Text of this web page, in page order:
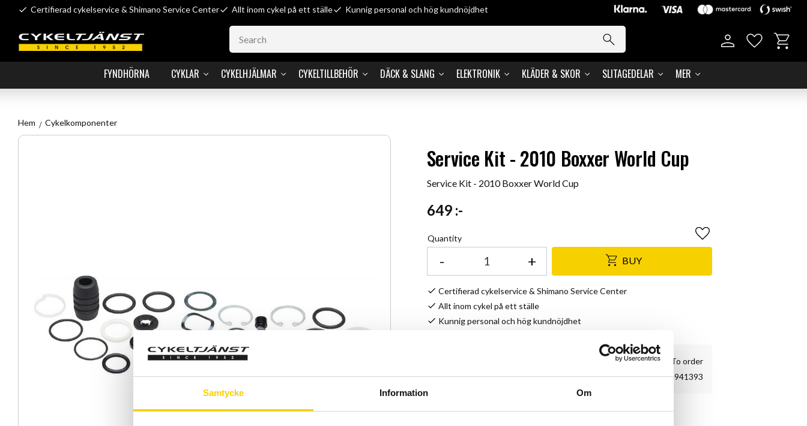
Samtycke Information Om
Certifierad cykelservice & Shimano Service Center Allt inom cykel på ett ställe Kunnig personal och hög kundnöjdhet
FYNDHÖRNA CYKLAR CYKELHJÄLMAR CYKELTILLBEHÖR DÄCK & SLANG ELEKTRONIK KLÄDER & SKOR SLITAGEDELAR MER
Favorites
Hem Cykelkomponenter
Service Kit - 2010 Boxxer World Cup
Service Kit - 2010 Boxxer World Cup
649:-
Quantity
+
- BUY
Add to favorites
Certifierad cykelservice & Shimano Service Center
Allt inom cykel på ett ställe
Kunnig personal och hög kundnöjdhet
To order
Article SKU
941393